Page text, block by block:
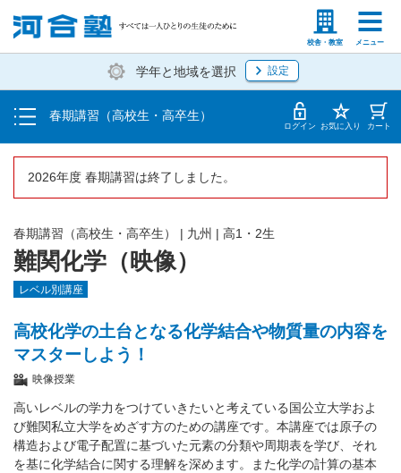
校舎・教室 メニュー
塾生の方 高等学校の先生
学年と地域を選択 設定
春期講習（高校生・高卒生）
受講料・お申し込み方法
受講開始までの流れ
校舎・教室一覧 ログイン お気に入り カート
2026年度 春期講習は終了しました。
難関化学（映像）
春期講習（高校生・高卒生） | 九州 | 高1・2生
レベル別講座
高校化学の土台となる化学結合や物質量の内容を
マスターしよう！
映像授業
高いレベルの学力をつけていきたいと考えている国公立大学およ
び難関私立大学をめざす方のための講座です。本講座では原子の
構造および電子配置に基づいた元素の分類や周期表を学び、それ
を基に化学結合に関する理解を深めます。また化学の計算の基本